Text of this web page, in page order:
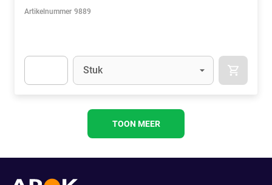
Artikelnummer 9889
Eenheid
Stuk
TOON MEER